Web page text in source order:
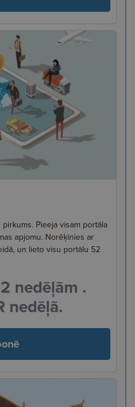
Pieeja visam portāla
apjomu. Norēķinies ar
un lieto visu portālu 52
nedēļām .
nedēļā.